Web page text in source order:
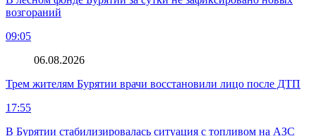
возгораний
09:05
06.08.2026
Трем жителям Бурятии врачи восстановили лицо после ДТП
17:55
В Бурятии стабилизировалась ситуация с топливом на АЗС